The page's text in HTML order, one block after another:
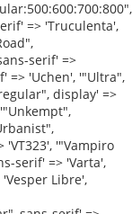
'"Vujahday Script", "regular", handwriting' => 'Vujahday Script', '"Waiting for the Sunrise", "regular", handwriting' => 'Waiting for the Sunrise', '"Wallpoet", "regular", display' => 'Wallpoet', '"Walter Turncoat", "regular", handwriting' => 'Walter Turncoat', '"Warnes", "regular", display' => 'Warnes', '"Water Brush", "regular", handwriting'